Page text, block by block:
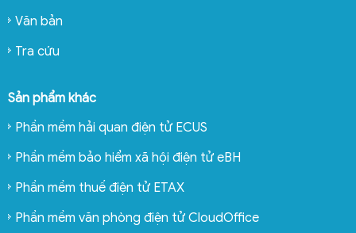
Văn bản
Tra cứu
Sản phẩm khác
Phần mềm hải quan điện tử ECUS
Phần mềm bảo hiểm xã hội điện tử eBH
Phần mềm thuế điện tử ETAX
Phần mềm văn phòng điện tử CloudOffice